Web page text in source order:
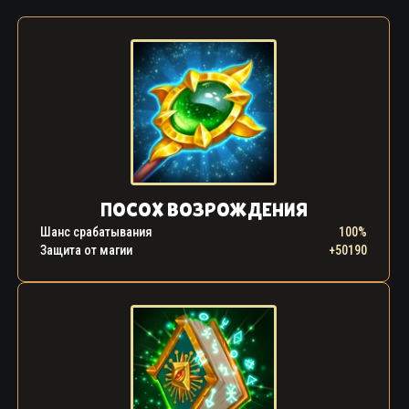
ПОСОХ ВОЗРОЖДЕНИЯ
Шанс срабатывания
100%
Защита от магии
+50190